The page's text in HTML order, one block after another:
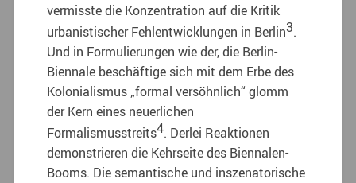
vermisste die Konzentration auf die Kritik
urbanistischer Fehlentwicklungen in Berlin3.
Und in Formulierungen wie der, die Berlin-
Biennale beschäftige sich mit dem Erbe des
Kolonialismus „formal versöhnlich“ glomm
der Kern eines neuerlichen
Formalismusstreits4. Derlei Reaktionen
demonstrieren die Kehrseite des Biennalen-
Booms. Die semantische und inszenatorische